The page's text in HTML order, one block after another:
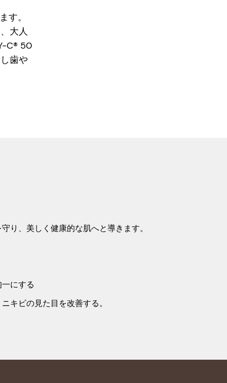
す。
大人
C® 50
歯や
り、美しく健康的な肌へと導きます。
にする
キビの見た目を改善する。